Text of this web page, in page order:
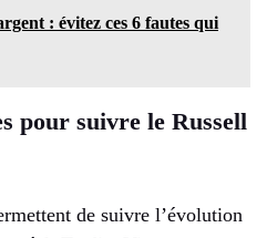
: évitez ces 6 fautes qui
pour suivre le Russell
de suivre l’évolution